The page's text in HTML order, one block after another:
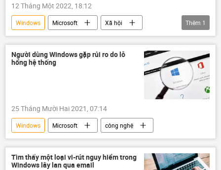
12 Tháng Một 2022, 18:12
Windows Microsoft
Xã hội
công nghệ
Thêm 1
Người dùng Windows gặp rủi ro do lỗ
hổng hệ thống
25 Tháng Mười Hai 2021, 07:14
Windows Microsoft công nghệ
Tìm thấy một loại vi-rút nguy hiểm trong
Windows lây lan qua email